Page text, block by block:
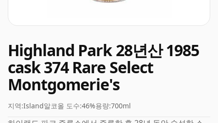
Highland Park 28년산 1985
cask 374 Rare Select
Montgomerie's
지역:Island알코올 도수:46%용량:700ml